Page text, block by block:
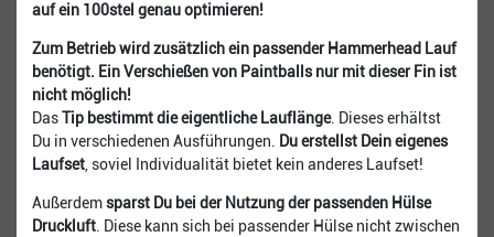
auf ein 100stel genau optimieren!
Zum Betrieb wird zusätzlich ein passender Hammerhead Lauf
benötigt. Ein Verschießen von Paintballs nur mit dieser Fin ist
nicht möglich!
DasTip bestimmt die eigentliche Lauflänge. Dieses erhältst
Du in verschiedenen Ausführungen.
Du erstellst Dein eigenes
Laufset , soviel Individualität bietet kein anderes Laufset!
Außerdemsparst Du bei der Nutzung der passenden Hülse
Druckluft . Diese kann sich bei passender Hülse nicht zwischen